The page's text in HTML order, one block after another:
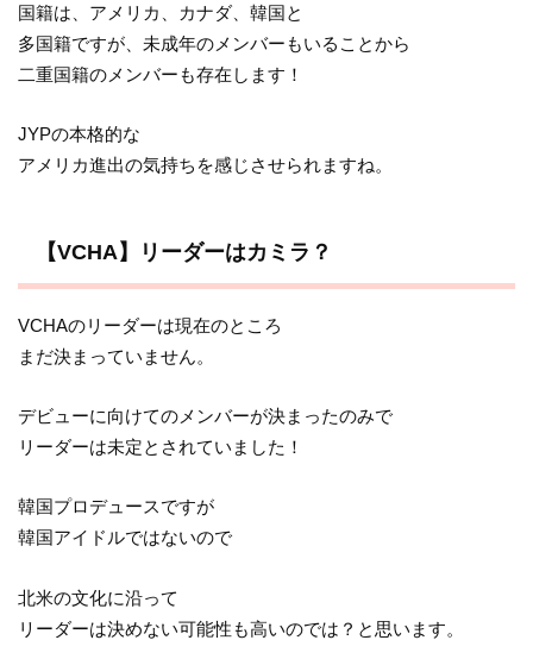
国籍は、アメリカ、カナダ、韓国と
多国籍ですが、未成年のメンバーもいることから
二重国籍のメンバーも存在します！
JYPの本格的な
アメリカ進出の気持ちを感じさせられますね。
【VCHA】リーダーはカミラ？
VCHAのリーダーは現在のところ
まだ決まっていません。
デビューに向けてのメンバーが決まったのみで
リーダーは未定とされていました！
韓国プロデュースですが
韓国アイドルではないので
北米の文化に沿って
リーダーは決めない可能性も高いのでは？と思います。